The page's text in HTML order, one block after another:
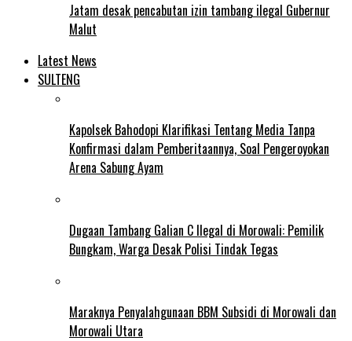
Jatam desak pencabutan izin tambang ilegal Gubernur
Malut
Latest News
SULTENG
Kapolsek Bahodopi Klarifikasi Tentang Media Tanpa
Konfirmasi dalam Pemberitaannya, Soal Pengeroyokan
Arena Sabung Ayam
Dugaan Tambang Galian C Ilegal di Morowali: Pemilik
Bungkam, Warga Desak Polisi Tindak Tegas
Maraknya Penyalahgunaan BBM Subsidi di Morowali dan
Morowali Utara